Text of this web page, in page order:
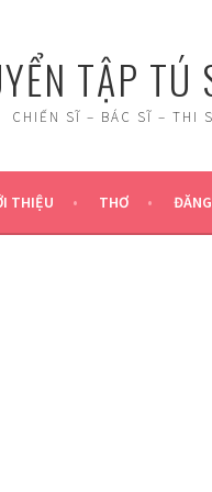
TẬP TÚ
CHIẾN SĨ – BÁC SĨ – THI
THIỆU THƠ